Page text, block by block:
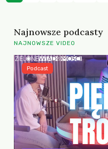
Najnowsze podcasty
NAJNOWSZE VIDEO
Podcast